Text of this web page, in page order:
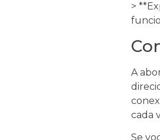
>
A
cada
Se